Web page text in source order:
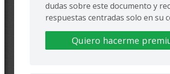
dudas sobre este documento y
respuestas centradas solo en su
Quiero hacerme